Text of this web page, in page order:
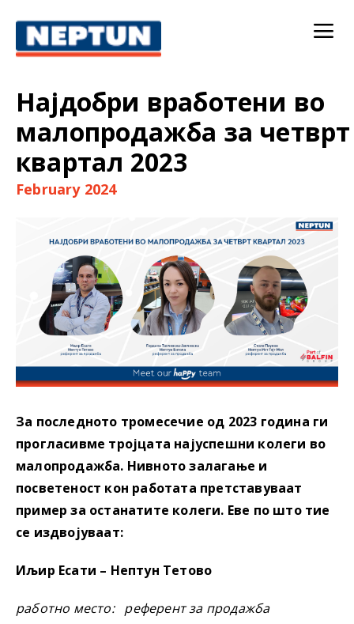
Најдобри вработени во
малопродажба за четврт
квартал 2023
February 2024
За последното тромесечие од 2023 година ги
прогласивме тројцата најуспешни колеги во
малопродажба. Нивното залагање и
посветеност кон работата претставуваат
пример за останатите колеги. Еве по што тие
се издвојуваат:
Иљир Есати – Нептун Тетово
работно место: референт за продажба